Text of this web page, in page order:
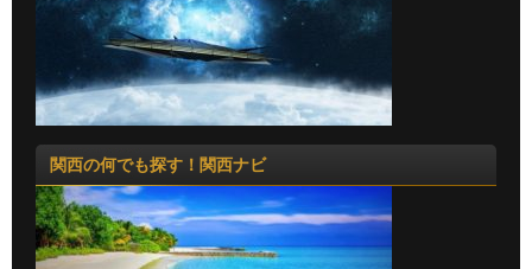
関西の何でも探す！関西ナビ